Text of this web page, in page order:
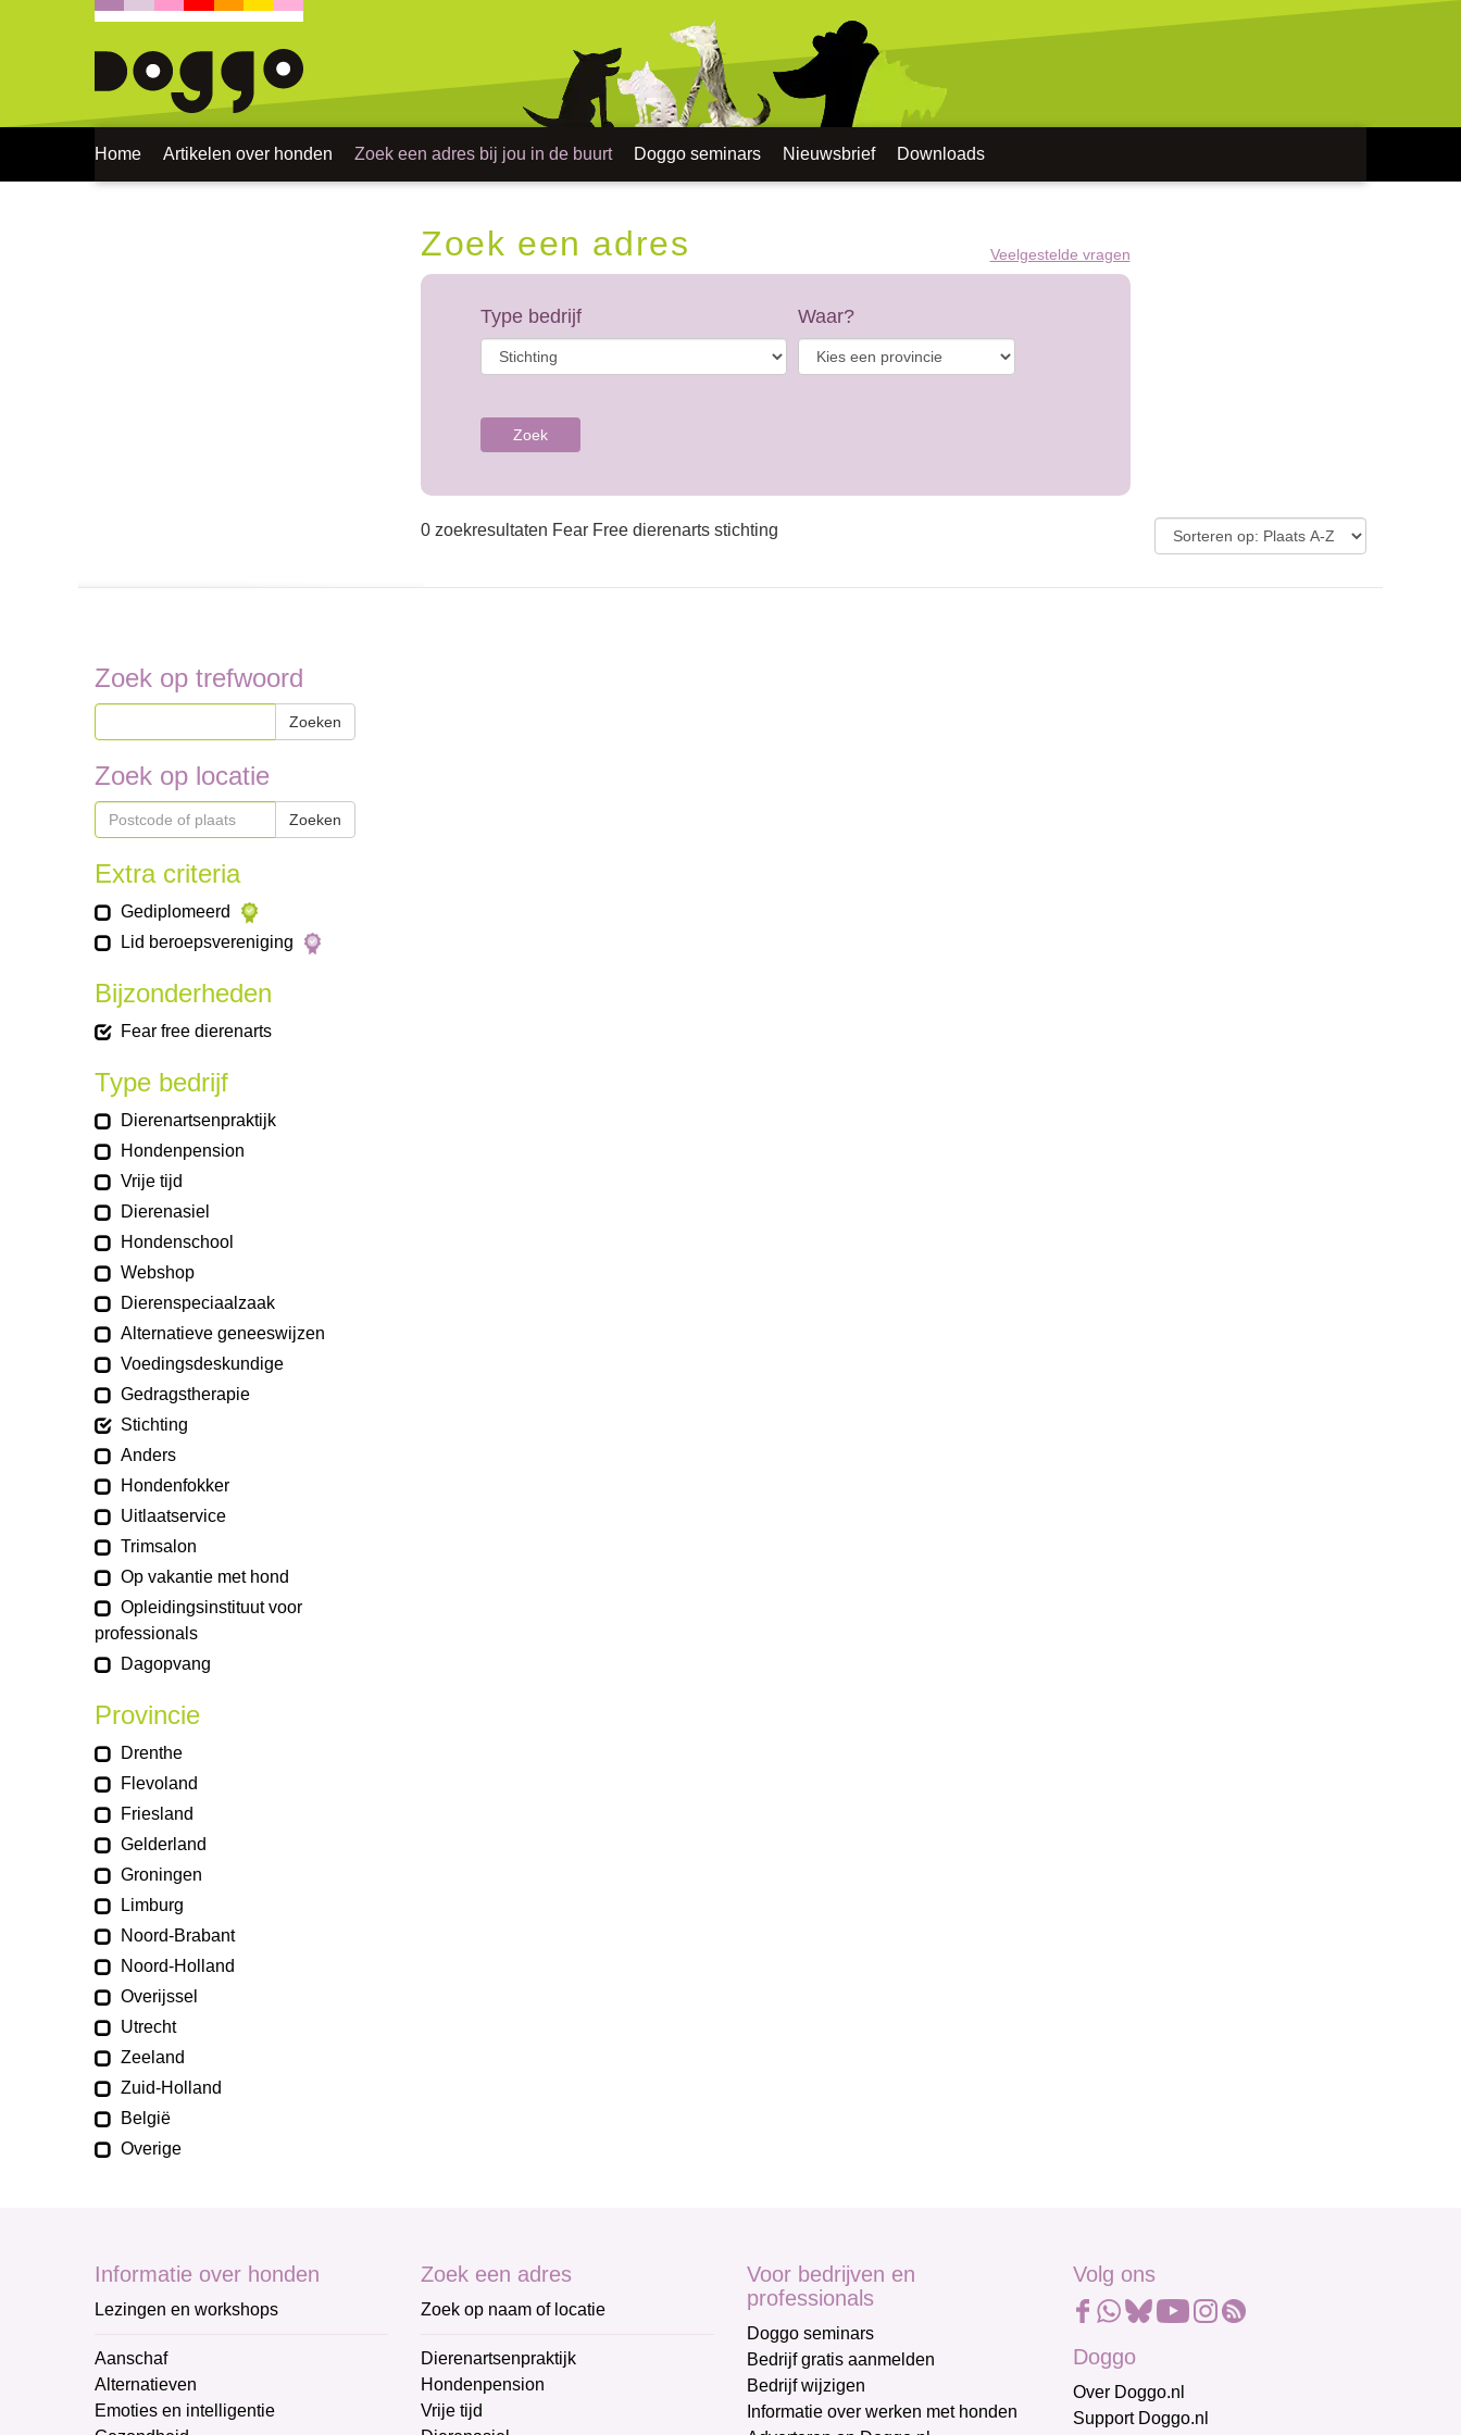
Home Artikelen over honden Zoek een adres bij jou in de buurt Doggo seminars Nieuwsbrief Downloads
Zoek een adres Veelgestelde vragen
Type bedrijf Waar?
Zoek
0 zoekresultaten Fear Free dierenarts stichting
Zoek op trefwoord
Zoeken
Zoek op locatie
Zoeken
Extra criteria
Gediplomeerd
Lid beroepsvereniging
Bijzonderheden
Fear free dierenarts
Type bedrijf
Dierenartsenpraktijk
Hondenpension
Vrije tijd
Dierenasiel
Hondenschool
Webshop
Dierenspeciaalzaak
Alternatieve geneeswijzen
Voedingsdeskundige
Gedragstherapie
Stichting
Anders
Hondenfokker
Uitlaatservice
Trimsalon
Op vakantie met hond
Opleidingsinstituut voor
professionals
Dagopvang
Provincie
Drenthe
Flevoland
Friesland
Gelderland
Groningen
Limburg
Noord-Brabant
Noord-Holland
Overijssel
Utrecht
Zeeland
Zuid-Holland
België
Overige
Informatie over honden
Lezingen en workshops
Aanschaf
Alternatieven
Emoties en intelligentie
Zoek een adres
Zoek op naam of locatie
Dierenartsenpraktijk
Hondenpension
Vrije tijd
Voor bedrijven en
professionals
Doggo seminars
Bedrijf gratis aanmelden
Bedrijf wijzigen
Informatie over werken met honden
Volg ons
Doggo
Over Doggo.nl
Support Doggo.nl